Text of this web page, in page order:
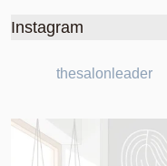
Instagram
thesalonleader